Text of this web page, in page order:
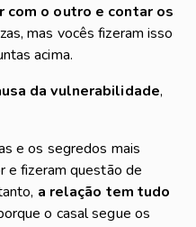
com o outro e contar os
mas vocês fizeram isso
acima.
da vulnerabilidade,
e os segredos mais
e fizeram questão de
a relação tem tudo
o casal segue os